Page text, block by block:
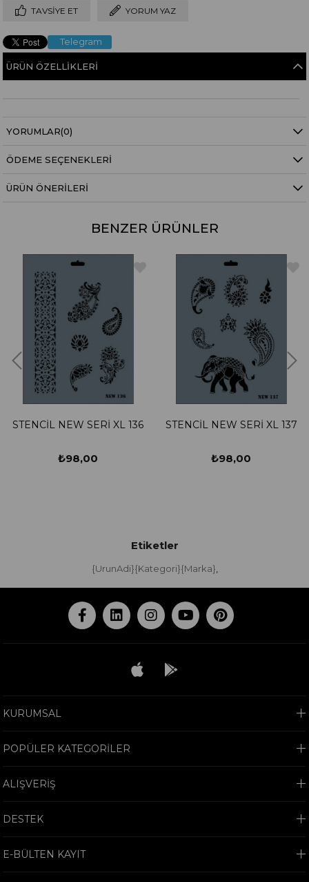
TAVSIYE ET YORUM YAZ
Telegram
ÜRÜN ÖZELLIKLERI
YORUMLAR(0)
ÖDEME SEÇENEKLERI
ÜRÜN ÖNERILERI
BENZER ÜRÜNLER
STENCİL NEW SERİ XL 136
₺98,00
STENCİL NEW SERİ XL 137
₺98,00
Etiketler
{UrunAdi}{Kategori}{Marka},
KURUMSAL
POPÜLER KATEGORİLER
ALIŞVERİŞ
DESTEK
E-BÜLTEN KAYIT